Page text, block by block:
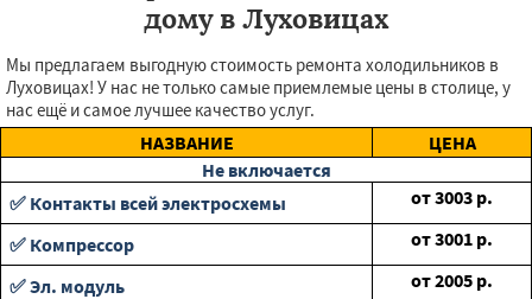
дому в Луховицах
Мы предлагаем выгодную стоимость ремонта холодильников в
Луховицах! У нас не только самые приемлемые цены в столице, у
нас ещё и самое лучшее качество услуг.
НАЗВАНИЕ
ЦЕНА
Не включается
✅ Контакты всей электросхемы
от3003 р.
✅ Компрессор
от3001 р.
✅ Эл. модуль
от2005 р.